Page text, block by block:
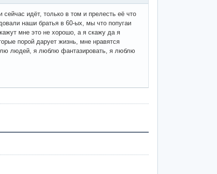
идёт, только в том и прелесть её что
наши братья в 60-ых, мы что попугаи
мне это не хорошо, а я скажу да я
порой дарует жизнь, мне нравятся
людей, я люблю фантазировать, я люблю